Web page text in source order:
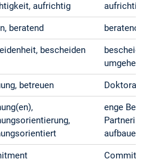
aufrichtig
beratend beratend
bescheiden
umgehen
betreuen
enge
aufbauen